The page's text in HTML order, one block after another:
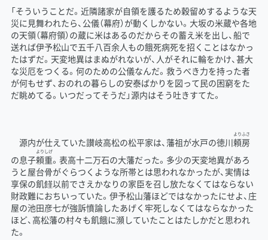
「そういうことだ。近隣諸家が自領を護るため穀留めするような天
災に見舞われたら、公儀（幕府）が動くしかない。大坂の米蔵や各地
の天領（幕府領）の蔵に米はあるのだからその蓄え米を出し、船で
送れば伊予松山で五千八百余人もの餓死病死を招くことはなかっ
たはずだ。天変地異はまぬがれないが、人がそれに輪をかけ、甚大
な災厄をつくる。何のための公儀なんだ。救うべき力を持った者
が何もせず、おのれの暮らしの安泰ばかりを図って民の困窮をた
だ眺めてる。いつだってそうだ」源内はそう吐きすてた。
源内が仕えていた讃岐高松の松平家は、藩祖が水戸の徳川頼
より
房
ふさ
の息子頼
より
重
しげ
。表高十二万石の大藩だった。多少の天変地異があろ
うと屋台骨がぐらつくような所帯とは思われなかったが、実情は
享保の飢饉以前でさえかなりの家臣を召し放たなくてはならない
財政難におちいっていた。伊予松山藩ほどではなかったにせよ、庄
屋の池田彦七が強訴憤論したあげく牢死しなくてはならなかった
ほど、高松藩の村々も飢餓に瀕していたことはたしかだと思われ
た。